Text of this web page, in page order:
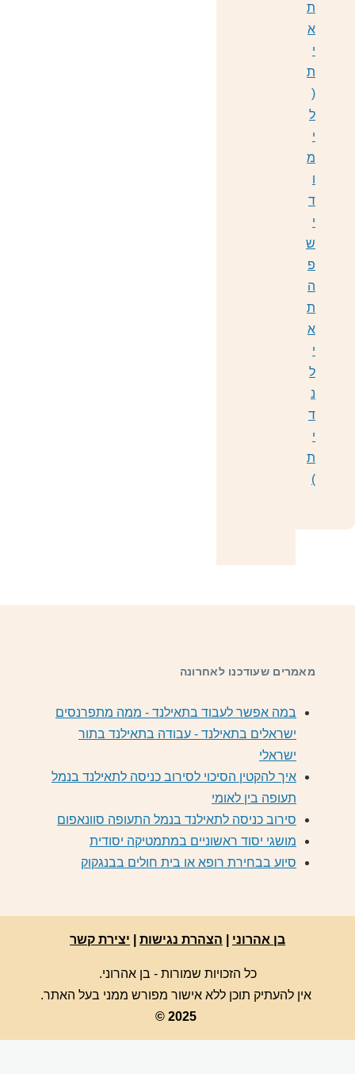
ת
א
ת
ל
מ
ד
ש
פ
ה
ת
א
ל
ד
ת
מאמרים שעודכנו לאחרונה
במה אפשר לעבוד בתאילנד - ממה מתפרנסים
ישראלים בתאילנד - עבודה בתאילנד בתור
ישראלי
איך להקטין הסיכוי לסירוב כניסה לתאילנד בנמל
תעופה בין לאומי
סירוב כניסה לתאילנד בנמל התעופה סוונאפום
מושגי יסוד ראשוניים במתמטיקה יסודית
סיוע בבחירת רופא או בית חולים בבנגקוק
בן אהרוני| הצהרת נגישות| יצירת קשר
כל הזכויות שמורות - בן אהרוני.
אין להעתיק תוכן ללא אישור מפורש ממני בעל האתר.
© 2025